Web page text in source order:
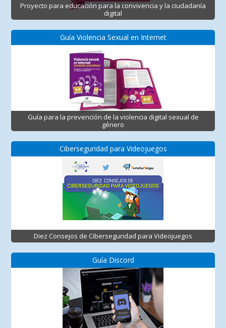
Proyecto para educación para la convivencia y la ciudadanía
digital
Guía Violencia Sexual en Internet
Guía para la prevención de la violencia digital sexual de
género
Ciberseguridad para Videojuegos
Diez Consejos de Ciberseguridad para Videojuegos
Guía Discord